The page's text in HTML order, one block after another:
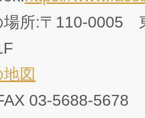
場所:〒110-0005
図
03-5688-5678